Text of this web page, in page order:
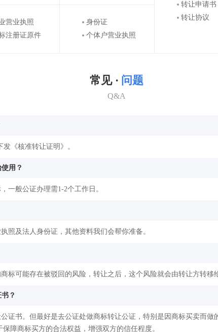
转让申请书
转让协议
营业执照
注册证原件
身份证
个体户营业执照
常见 · 问题
Q&A
《核准转让证明》。
用？
一般公证办理需1-2个工作日。
照及法人身份证，其他资料我们会帮你准备。
标可能存在被驳回的风险，转让之后，这个风险就会由转让方转移
？
证书。但最好是去公证处做商标转让公证，特别是因商标买卖而做
障商标买方的合法权益，增强双方的信任程度。